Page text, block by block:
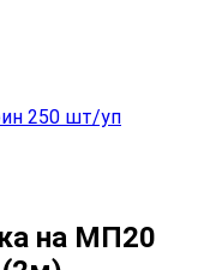
250 шт/уп
на МП20